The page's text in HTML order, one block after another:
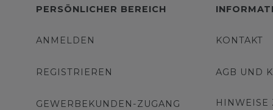
PERSÖNLICHER BEREICH
ANMELDEN
REGISTRIEREN
GEWERBEKUNDEN-ZUGANG
KONTAKT
AGB UND
HINWEISE